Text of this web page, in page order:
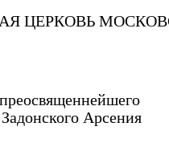
ЦЕРКОВЬ
Арсения